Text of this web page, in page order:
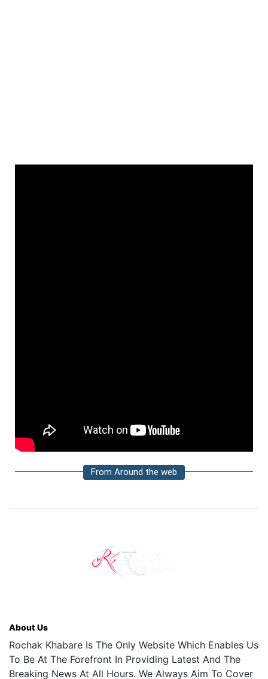
From Around the web
About Us
Rochak Khabare Is The Only Website Which Enables Us
To Be At The Forefront In Providing Latest And The
Breaking News At All Hours. We Always Aim To Cover